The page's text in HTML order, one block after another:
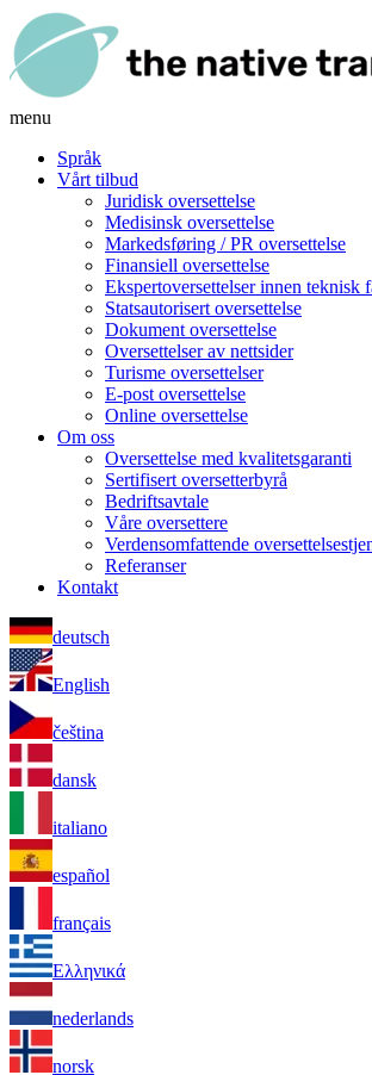
menu
Språk
Vårt tilbud
Juridisk oversettelse
Medisinsk oversettelse
Markedsføring / PR oversettelse
Finansiell oversettelse
Ekspertoversettelser innen teknisk
Statsautorisert oversettelse
Dokument oversettelse
Oversettelser av nettsider
Turisme oversettelser
E-post oversettelse
Online oversettelse
Om oss
Oversettelse med kvalitetsgaranti
Sertifisert oversetterbyrå
Bedriftsavtale
Våre oversettere
Verdensomfattende
Referanser
Kontakt
deutsch
English
čeština
dansk
italiano
español
français
Ελληνικά
nederlands
norsk